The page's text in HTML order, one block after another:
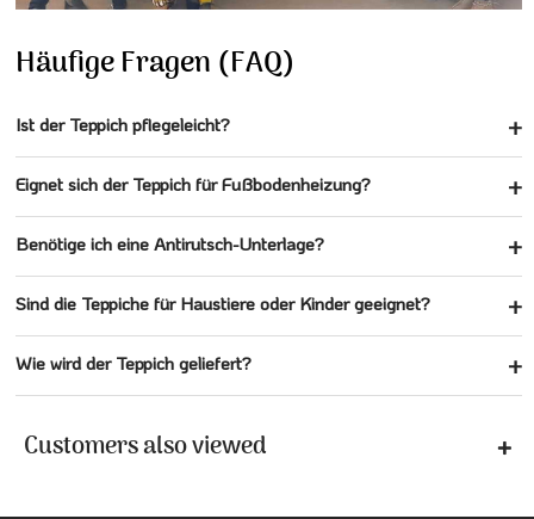
Häufige Fragen (FAQ)
Ist der Teppich pflegeleicht?
Eignet sich der Teppich für Fußbodenheizung?
Benötige ich eine Antirutsch-Unterlage?
Sind die Teppiche für Haustiere oder Kinder geeignet?
Wie wird der Teppich geliefert?
Customers also viewed